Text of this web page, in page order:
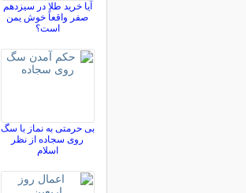
آیا خرید طلا در سیزدهم
صفر واقعاً خوش یمن
است؟
بی حرمتی به نماز با سگ
روی سجاده از نظر
اسلام